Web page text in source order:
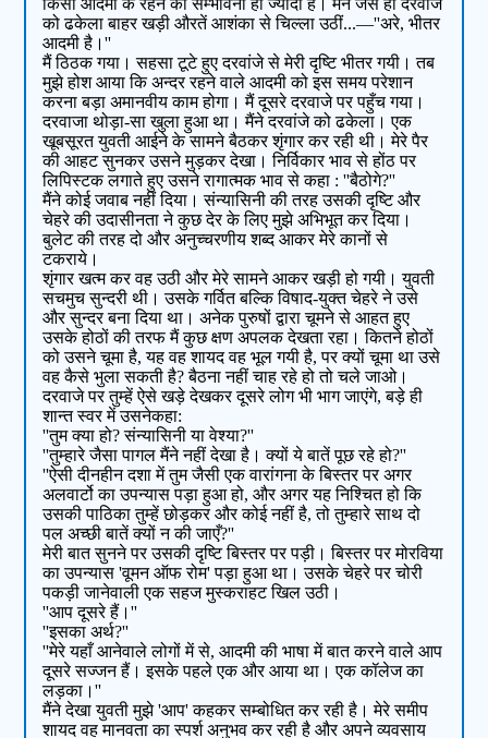
किसी आदमी के रहने की सम्भावना ही ज्यादा है। मैंने जैसे ही दरवाजे
को ढकेला बाहर खड़ी औरतें आशंका से चिल्ला उठीं...—''अरे, भीतर
आदमी है।''
मैं ठिठक गया। सहसा टूटे हुए दरवांजे से मेरी दृष्टि भीतर गयी। तब
मुझे होश आया कि अन्दर रहने वाले आदमी को इस समय परेशान
करना बड़ा अमानवीय काम होगा। मैं दूसरे दरवाजे पर पहुँच गया।
दरवाजा थोड़ा-सा खुला हुआ था। मैंने दरवांजे को ढकेला। एक
खूबसूरत युवती आईने के सामने बैठकर शृंगार कर रही थी। मेरे पैर
की आहट सुनकर उसने मुड़कर देखा। निर्विकार भाव से होंठ पर
लिपिस्टक लगाते हुए उसने रागात्मक भाव से कहा : ''बैठोगे?''
मैंने कोई जवाब नहीं दिया। संन्यासिनी की तरह उसकी दृष्टि और
चेहरे की उदासीनता ने कुछ देर के लिए मुझे अभिभूत कर दिया।
बुलेट की तरह दो और अनुच्चरणीय शब्द आकर मेरे कानों से
टकराये।
शृंगार खत्म कर वह उठी और मेरे सामने आकर खड़ी हो गयी। युवती
सचमुच सुन्दरी थी। उसके गर्वित बल्कि विषाद-युक्त चेहरे ने उसे
और सुन्दर बना दिया था। अनेक पुरुषों द्वारा चूमने से आहत हुए
उसके होठों की तरफ मैं कुछ क्षण अपलक देखता रहा। कितने होठों
को उसने चूमा है, यह वह शायद वह भूल गयी है, पर क्यों चूमा था उसे
वह कैसे भुला सकती है? बैठना नहीं चाह रहे हो तो चले जाओ।
दरवाजे पर तुम्हें ऐसे खड़े देखकर दूसरे लोग भी भाग जाएंगे, बड़े ही
शान्त स्वर में उसनेकहा:
''तुम क्या हो? संन्यासिनी या वेश्या?''
''तुम्हारे जैसा पागल मैंने नहीं देखा है। क्यों ये बातें पूछ रहे हो?''
''ऐसी दीनहीन दशा में तुम जैसी एक वारांगना के बिस्तर पर अगर
अलवार्टो का उपन्यास पड़ा हुआ हो, और अगर यह निश्चित हो कि
उसकी पाठिका तुम्हें छोड़कर और कोई नहीं है, तो तुम्हारे साथ दो
पल अच्छी बातें क्यों न की जाएँ?''
मेरी बात सुनने पर उसकी दृष्टि बिस्तर पर पड़ी। बिस्तर पर मोरविया
का उपन्यास 'वूमन ऑफ रोम' पड़ा हुआ था। उसके चेहरे पर चोरी
पकड़ी जानेवाली एक सहज मुस्कराहट खिल उठी।
''आप दूसरे हैं।''
''इसका अर्थ?''
''मेरे यहाँ आनेवाले लोगों में से, आदमी की भाषा में बात करने वाले आप
दूसरे सज्जन हैं। इसके पहले एक और आया था। एक कॉलेज का
लड़का।''
मैंने देखा युवती मुझे 'आप' कहकर सम्बोधित कर रही है। मेरे समीप
शायद वह मानवता का स्पर्श अनुभव कर रही है और अपने व्यवसाय